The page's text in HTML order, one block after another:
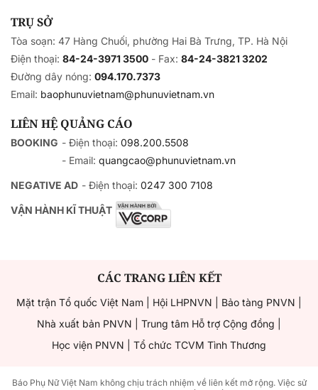
TRỤ SỞ
Tòa soạn: 47 Hàng Chuối, phường Hai Bà Trưng, TP. Hà Nội
Điện thoại: 84-24-3971 3500 - Fax: 84-24-3821 3202
Đường dây nóng: 094.170.7373
Email: baophunuvietnam@phunuvietnam.vn
LIÊN HỆ QUẢNG CÁO
BOOKING - Điện thoại: 098.200.5508
- Email: quangcao@phunuvietnam.vn
NEGATIVE AD - Điện thoại: 0247 300 7108
VẬN HÀNH KĨ THUẬT
CÁC TRANG LIÊN KẾT
Mặt trận Tổ quốc Việt Nam Hội LHPNVN Bảo tàng PNVN
Nhà xuất bản PNVN
Trung tâm Hỗ trợ Cộng đồng
Học viện PNVN
Tổ chức TCVM Tình Thương
Báo Phụ Nữ Việt Nam không chịu trách nhiệm về liên kết mở rộng. Việc sử